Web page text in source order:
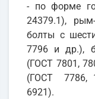
- по форме
24379.1),
болты с
7796 и др.),
(ГОСТ 7801,
(ГОСТ 7786,
6921).